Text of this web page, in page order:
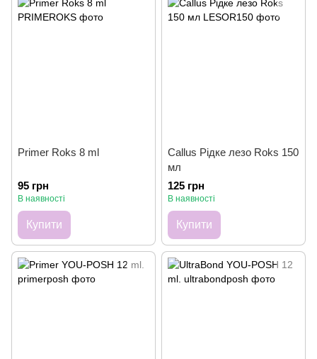
Primer Roks 8 ml
95 грн
В наявності
Купити
Callus Рідке лезо Roks 150
мл
125 грн
В наявності
Купити